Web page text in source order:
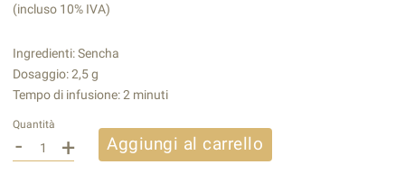
(incluso 10% IVA)
Ingredienti: Sencha
Dosaggio: 2,5 g
Tempo di infusione: 2 minuti
Quantità
- + Aggiungi al carrello